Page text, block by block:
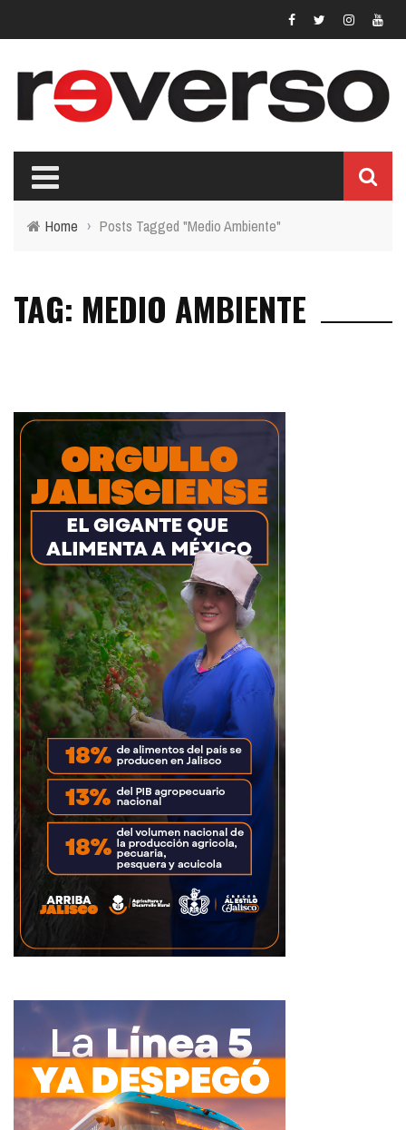
Home › Posts Tagged "Medio Ambiente"
TAG: MEDIO AMBIENTE